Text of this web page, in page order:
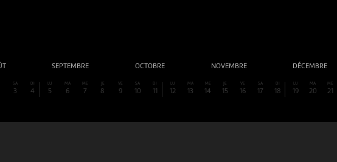
SEPTEMBRE OCTOBRE NOVEMBRE DÉCEMBRE
SA
3
DI
4
LU
5
MA
6
ME
7
JE
8
VE
9
SA
10
DI
11
LU
12
MA
13
ME
14
JE
15
VE
16
SA
17
DI
18
LU
19
MA
20
ME
21